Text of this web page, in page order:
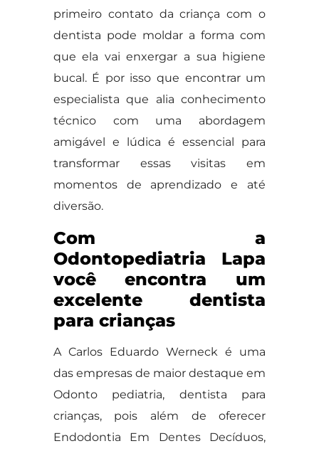
primeiro contato da criança com o
dentista pode moldar a forma com
que ela vai enxergar a sua higiene
bucal. É por isso que encontrar um
especialista que alia conhecimento
técnico com uma abordagem
amigável e lúdica é essencial para
transformar essas visitas em
momentos de aprendizado e até
diversão.
Com a
Odontopediatria Lapa
você encontra um
excelente dentista
para crianças
A Carlos Eduardo Werneck é uma
das empresas de maior destaque em
Odonto pediatria, dentista para
crianças, pois além de oferecer
Endodontia Em Dentes Decíduos,